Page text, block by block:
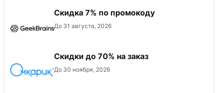
Скидка 7% по промокоду
До 31 августа, 2026
Скидки до 70% на заказ
До 30 ноября, 2026